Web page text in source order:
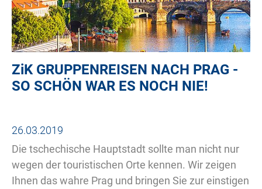
ZiK GRUPPENREISEN NACH PRAG -
SO SCHÖN WAR ES NOCH NIE!
26.03.2019
Die tschechische Hauptstadt sollte man nicht nur
wegen der touristischen Orte kennen. Wir zeigen
Ihnen das wahre Prag und bringen Sie zur einstigen